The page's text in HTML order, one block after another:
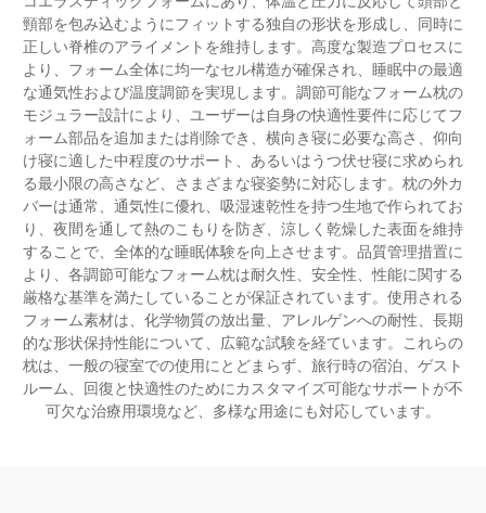
頸部を包み込むようにフィットする独自の形状を形成し、同時に
正しい脊椎のアライメントを維持します。高度な製造プロセスに
より、フォーム全体に均一なセル構造が確保され、睡眠中の最適
な通気性および温度調節を実現します。調節可能なフォーム枕の
モジュラー設計により、ユーザーは自身の快適性要件に応じてフ
ォーム部品を追加または削除でき、横向き寝に必要な高さ、仰向
け寝に適した中程度のサポート、あるいはうつ伏せ寝に求められ
る最小限の高さなど、さまざまな寝姿勢に対応します。枕の外カ
バーは通常、通気性に優れ、吸湿速乾性を持つ生地で作られてお
り、夜間を通して熱のこもりを防ぎ、涼しく乾燥した表面を維持
することで、全体的な睡眠体験を向上させます。品質管理措置に
より、各調節可能なフォーム枕は耐久性、安全性、性能に関する
厳格な基準を満たしていることが保証されています。使用される
フォーム素材は、化学物質の放出量、アレルゲンへの耐性、長期
的な形状保持性能について、広範な試験を経ています。これらの
枕は、一般の寝室での使用にとどまらず、旅行時の宿泊、ゲスト
ルーム、回復と快適性のためにカスタマイズ可能なサポートが不
可欠な治療用環境など、多様な用途にも対応しています。